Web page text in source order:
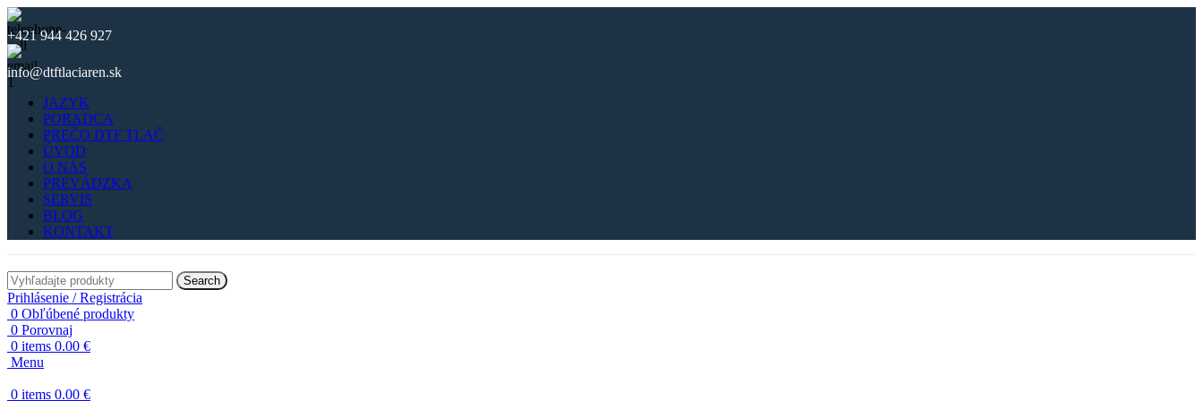
+421 944 426 927
info@dtftlaciaren.sk
JAZYK
PORADCA
PREČO DTF TLAČ
ÚVOD
O NÁS
PREVÁDZKA
SERVIS
BLOG
KONTAKT
Search
Prihlásenie / Registrácia
0 Obľúbené produkty
0 Porovnaj
0 items 0.00 €
Menu
0 items 0.00 €